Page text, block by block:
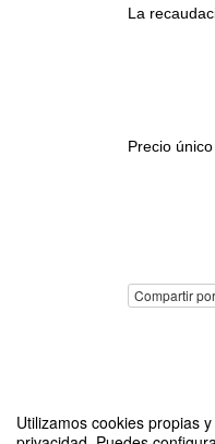
Utilizamos cookies propias
La
Precio
Compartir